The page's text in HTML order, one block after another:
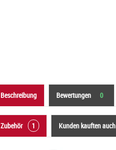
Beschreibung Bewertungen 0
Zubehör 1 Kunden kauften auch